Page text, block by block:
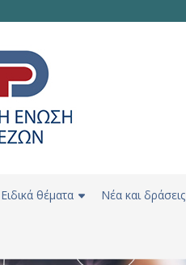
Ειδικά θέματα Νέα και δράσεις